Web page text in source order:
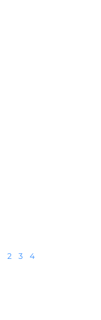
2 3 4